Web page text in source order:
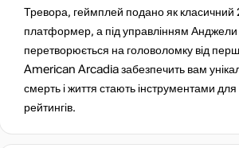
Тревора, геймплей подано як класичний
платформер, а під управлінням Анджели
перетворюється на головоломку від
American Arcadia забезпечить вам
смерть і життя стають інструментами
рейтингів.